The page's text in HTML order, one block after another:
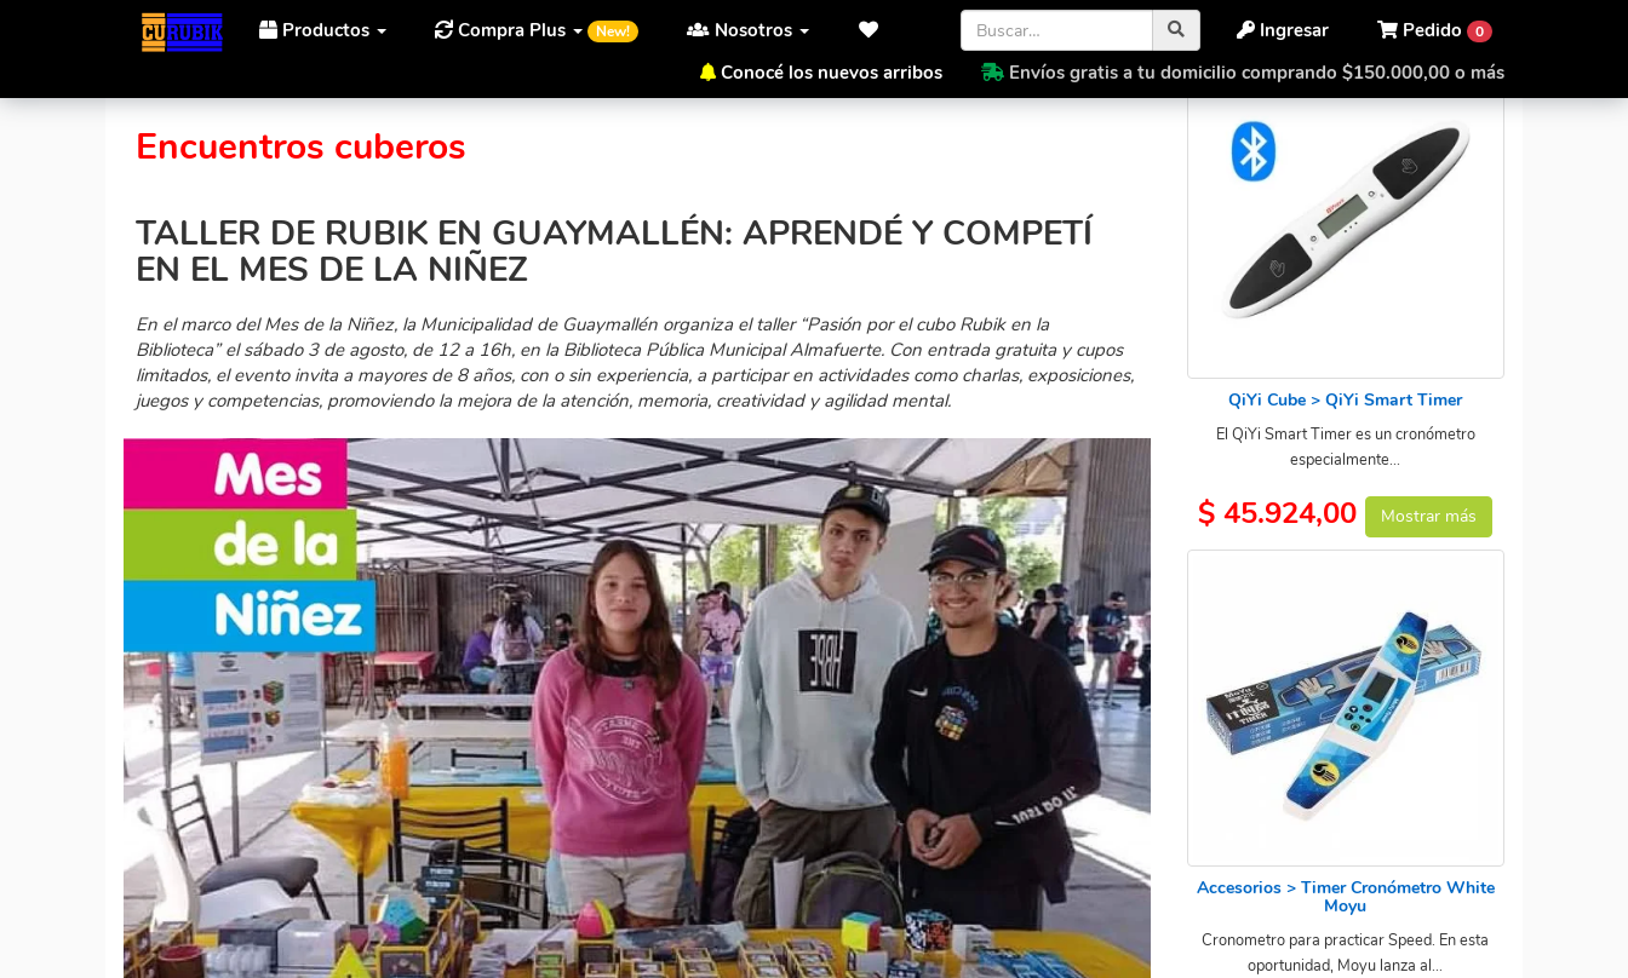
Productos Compra Plus New! Nosotros Pedido 0
Ingresar
Conocé los nuevos arribos
Envíos gratis a tu domicilio comprando $150.000,00 o más
Taller de Rubik en Guaymallén: Aprendé y Competí en el Mes de la Niñez
Encuentros cuberos
TALLER DE RUBIK EN GUAYMALLÉN: APRENDÉ Y COMPETÍ
EN EL MES DE LA NIÑEZ
En el marco del Mes de la Niñez, la Municipalidad de Guaymallén organiza el taller “Pasión por el cubo Rubik en la
Biblioteca” el sábado 3 de agosto, de 12 a 16h, en la Biblioteca Pública Municipal Almafuerte. Con entrada gratuita y cupos
limitados, el evento invita a mayores de 8 años, con o sin experiencia, a participar en actividades como charlas, exposiciones,
juegos y competencias, promoviendo la mejora de la atención, memoria, creatividad y agilidad mental.
QiYi Cube > QiYi Smart Timer
El QiYi Smart Timer es un cronómetro
especialmente...
$ 45.924,00 Mostrar más
Accesorios > Timer Cronómetro White
Moyu
Cronometro para practicar Speed. En esta
oportunidad, Moyu lanza al...